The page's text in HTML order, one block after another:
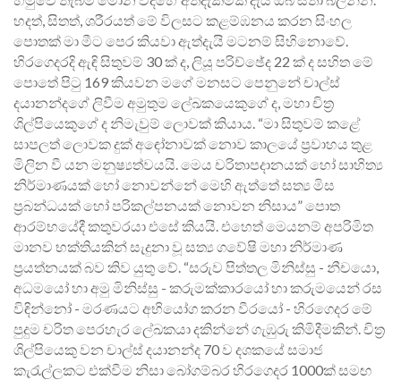
හදත්, සිතත්, ශරීරයත් මේ විලසට කළම්ඹනය කරන සිංහල
පොතක් මා මීට පෙර කියවා ඇත්දැයි මටනම් සිහිනොවේ.
හිරගෙදරදි ඇඳි සිතුවම් 30 ක් ද, ලියූ පරිච්ඡේද 22 ක් ද සහිත මේ
පොතේ පිටු 169 කියවන මගේ මනසට පෙනුනේ චාල්ස්
දයානන්දගේ ලිවීම අමුතුම ලේඛකයෙකුගේ ද, මහා චිත්‍ර
ශිල්පියෙකුගේ ද නිමැවුම් ලොවක් කියාය. “මා සිතුවම් කළේ
සාපලත් ලොවක දුක් අඳෝනාවක් නොව කාලයේ ප්‍රවාහය තුළ
මිලින වී යන මනුෂ්‍යත්වයයි. මෙය චරිතාපදානයක් හෝ සාහිත්‍ය
නිර්මාණයක් හෝ නොවන්නේ මෙහි ඇත්තේ සත්‍ය මිස
ප්‍රබන්ධයක් හෝ පරිකල්පනයක් නොවන නිසාය” පොත
ආරම්භයේදී කතුවරයා එසේ කියයි. එහෙත් මෙයනම් අපරිමිත
මානව භක්තියකින් සැදුනා වූ සත්‍ය ගවේෂි මහා නිර්මාණ
ප්‍රයත්නයක් බව කිව යුතු වේ. “සරුව පිත්තල මිනිස්සු - නීචයො,
අධමයෝ හා අමු මිනිස්සු - කරුමක්කාරයෝ හා කරුමයෙන් රස
විඳින්නෝ - මරණයට අභියෝග කරන වීරයෝ - හිරගෙදර මේ
පුදුම චරිත පෙරහැර ලේඛකයා දකින්නේ ගැඹුරු කිමිදීමකින්. චිත්‍ර
ශිල්පියෙකු වන චාල්ස් දයානන්ද 70 ව දශකයේ සමාජ
කැරැල්ලකට එක්වීම නිසා බෝගම්බර හිරගෙදර 1000ක් සමඟ